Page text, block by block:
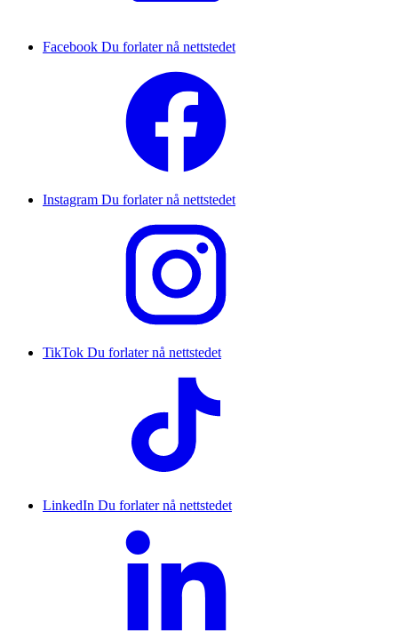
Facebook Du forlater nå nettstedet
Instagram Du forlater nå nettstedet
TikTok Du forlater nå nettstedet
LinkedIn Du forlater nå nettstedet